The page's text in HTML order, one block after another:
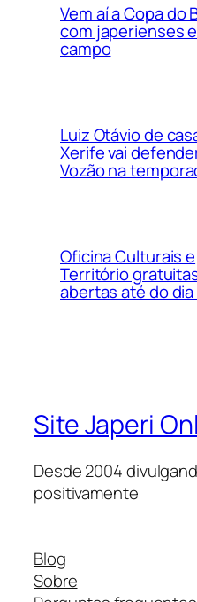
Vem aí a Copa do
com japerienses
campo
Luiz Otávio de
Xerife vai
Vozão na
Oficina Culturais e
Território
abertas até do
Site Japeri
Desde 2004
positivamente
Blog
Sobre